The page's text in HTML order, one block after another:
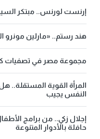
إرنست لورنس.. مبتكر
هند رستم.. «مارلين مونرو
مجموعة مصر في تصفيات كأس
المرأة القوية المستقلة..
النفس يجيب
إجلال زكي.. من برامج
حافلة بالأدوار المتنوعة